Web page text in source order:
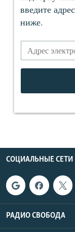
СОЦИАЛЬНЫЕ СЕТИ
РАДИО СВОБОДА